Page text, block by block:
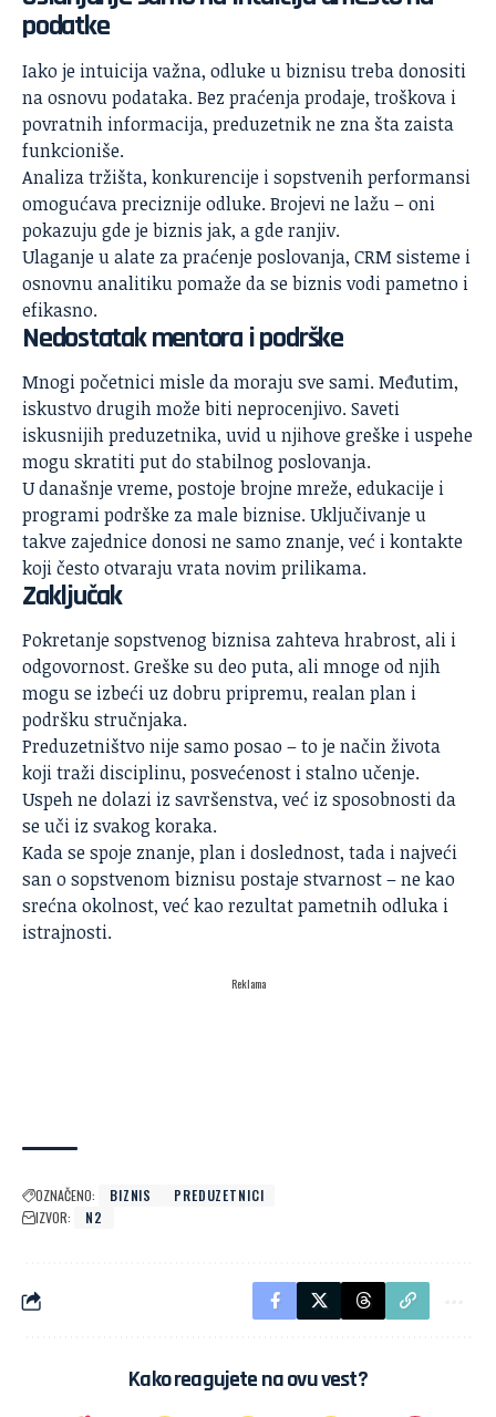
podatke
Iako je intuicija važna, odluke u biznisu treba donositi
na osnovu podataka. Bez praćenja prodaje, troškova i
povratnih informacija, preduzetnik ne zna šta zaista
funkcioniše.
Analiza tržišta, konkurencije i sopstvenih performansi
omogućava preciznije odluke. Brojevi ne lažu – oni
pokazuju gde je biznis jak, a gde ranjiv.
Ulaganje u alate za praćenje poslovanja, CRM sisteme i
osnovnu analitiku pomaže da se biznis vodi pametno i
efikasno.
Nedostatak mentora i podrške
Mnogi početnici misle da moraju sve sami. Međutim,
iskustvo drugih može biti neprocenjivo. Saveti
iskusnijih preduzetnika, uvid u njihove greške i uspehe
mogu skratiti put do stabilnog poslovanja.
U današnje vreme, postoje brojne mreže, edukacije i
programi podrške za male biznise. Uključivanje u
takve zajednice donosi ne samo znanje, već i kontakte
koji često otvaraju vrata novim prilikama.
Zaključak
Pokretanje sopstvenog biznisa zahteva hrabrost, ali i
odgovornost. Greške su deo puta, ali mnoge od njih
mogu se izbeći uz dobru pripremu, realan plan i
podršku stručnjaka.
Preduzetništvo nije samo posao – to je način života
koji traži disciplinu, posvećenost i stalno učenje.
Uspeh ne dolazi iz savršenstva, već iz sposobnosti da
se uči iz svakog koraka.
Kada se spoje znanje, plan i doslednost, tada i najveći
san o sopstvenom biznisu postaje stvarnost – ne kao
srećna okolnost, već kao rezultat pametnih odluka i
istrajnosti.
Reklama
OZNAČENO: BIZNIS
PREDUZETNICI
IZVOR:
N2
Kako reagujete na ovu vest?